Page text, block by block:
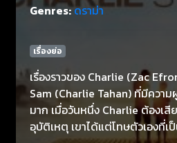
Genres: ดราม่า
เรื่องย่อ
เรื่องราวของ Charlie (Zac
Sam (Charlie Tahan) ที่มีควา
มาก เมื่อวันหนึ่ง Charlie ต้องเสี
อุบัติเหตุ เขาได้แต่โทษตัวเองที่เ